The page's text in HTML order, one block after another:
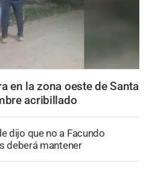
en la zona oeste de Santa
acribillado
dijo que no a Facundo
deberá mantener